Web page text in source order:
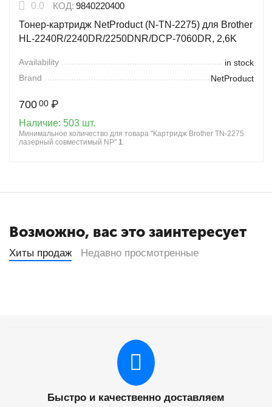
0.0 КОД: 9840220400
Тонер-картридж NetProduct (N-TN-2275) для Brother
HL-2240R/2240DR/2250DNR/DCP-7060DR, 2,6K
Availability
in stock
Brand
NetProduct
700 00 ₽
Наличие: 503 шт.
Минимальное количество для товара "Картридж Brother TN-2275
лазерный совместимый NP" 1.
Возможно, вас это заинтересует
Хиты продаж Недавно просмотренные
Быстро и качественно доставляем